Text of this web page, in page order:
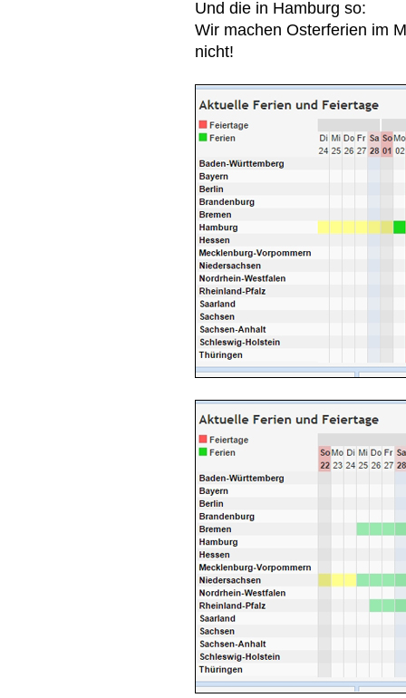
Und die in Hamburg so:
Wir machen Osterferien im
nicht!